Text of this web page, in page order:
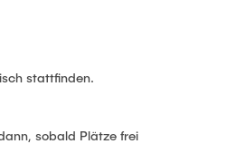
stattfinden.
sobald Plätze frei